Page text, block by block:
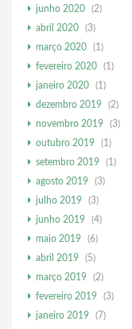
junho 2020
(2)
abril 2020
(3)
março 2020
(1)
fevereiro 2020
(1)
janeiro 2020
(1)
dezembro 2019
(2)
novembro 2019
(3)
outubro 2019
(1)
setembro 2019
(1)
agosto 2019
(3)
julho 2019
(3)
junho 2019
(4)
maio 2019
(6)
abril 2019
(5)
março 2019
(2)
fevereiro 2019
(3)
janeiro 2019
(7)